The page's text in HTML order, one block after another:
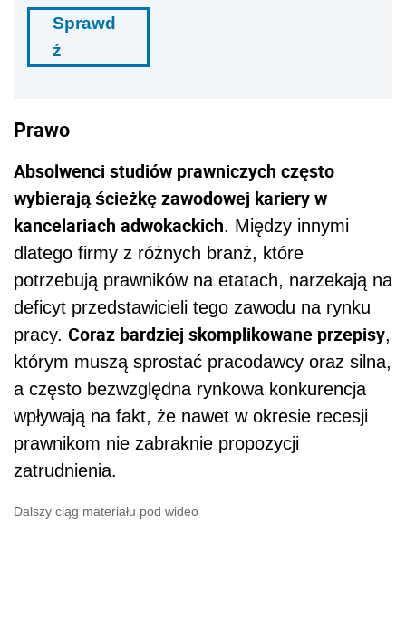
Sprawd
ź
Prawo
Absolwenci studiów prawniczych często
wybierają ścieżkę zawodowej kariery w
kancelariach adwokackich. Między innymi
dlatego firmy z różnych branż, które
potrzebują prawników na etatach, narzekają na
deficyt przedstawicieli tego zawodu na rynku
pracy. Coraz bardziej skomplikowane przepisy,
którym muszą sprostać pracodawcy oraz silna,
a często bezwzględna rynkowa konkurencja
wpływają na fakt, że nawet w okresie recesji
prawnikom nie zabraknie propozycji
zatrudnienia.
Dalszy ciąg materiału pod wideo